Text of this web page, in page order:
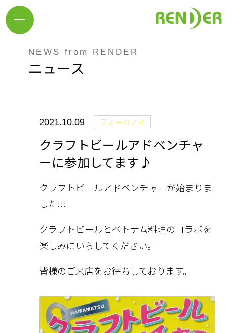
NEWS from RENDER
ニュース
2021.10.09 フォーハノイ
クラフトビールアドベンチャ
ーに参加してます♪
クラフトビールアドベンチャーが始まりま
した!!!
クラフトビールとベトナム料理のコラボを
楽しみにいらしてください。
皆様のご来店をお待ちしております。